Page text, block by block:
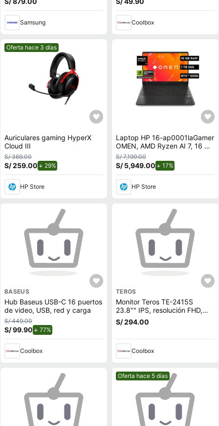
Samsung
negro
Coolbox
Mejor precio.
Oferta hace 3 días
Auriculares gaming HyperX
Cloud III
S/ 369.00
S/ 259.00 29%
HP Store
Laptop HP 16-ap0001laGamer
OMEN, AMD Ryzen AI 7, 16 GB
RAM, NVIDIA GeForce RTX
5050, 1 TB SSD, 16"" 2K 144
Hz, Windows 11 Home
S/ 7,199.00
S/ 5,949.00 17%
HP Store
BASEUS
Hub Baseus USB-C 16 puertos
de video, USB, red y carga
S/ 449.00
S/ 99.90 77%
Coolbox
TEROS
Monitor Teros TE-2415S
23.8"" IPS, resolución FHD,
120Hz, tiempo de respuesta
de 1ms, conectividad HDMI y
S/ 294.00
Coolbox
Mejor precio.
Oferta hace 5 días